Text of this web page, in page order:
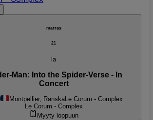
marras
21
la
Man: Into the Spider-Verse - In
Concert
Montpellier, RanskaLe Corum - Complex
Le Corum - Complex
Myyty loppuun